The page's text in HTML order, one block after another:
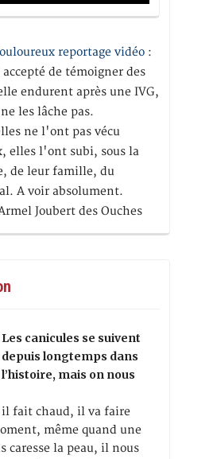
reportage vidéo :
de témoigner des
endurent après une IVG,
les lâche pas.
ne l'ont pas vécu
elles l'ont subi, sous la
de leur famille, du
A voir absolument.
Joubert des Ouches
Les canicules se suivent
depuis longtemps dans
l’histoire, mais on nous
fait chaud, il va faire
même quand une
caresse la peau, il nous